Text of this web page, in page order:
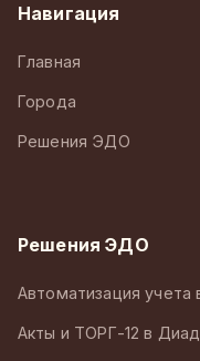
Навигация
Главная
Города
Решения ЭДО
Решения ЭДО
Автоматизация учета
Акты и ТОРГ-12 в